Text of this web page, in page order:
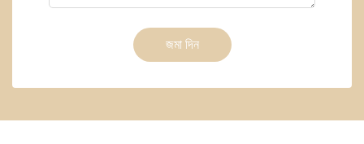
জমা দিন